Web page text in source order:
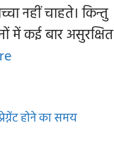
नहीं चाहते। किन्तु
में कई बार असुरक्षित
होने का समय